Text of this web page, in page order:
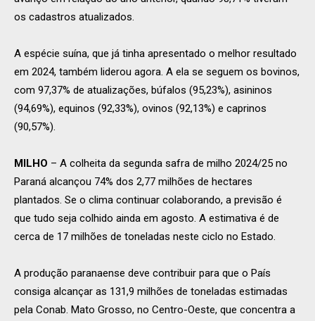
os cadastros atualizados.
A espécie suína, que já tinha apresentado o melhor resultado
em 2024, também liderou agora. A ela se seguem os bovinos,
com 97,37% de atualizações, búfalos (95,23%), asininos
(94,69%), equinos (92,33%), ovinos (92,13%) e caprinos
(90,57%).
MILHO – A colheita da segunda safra de milho 2024/25 no
Paraná alcançou 74% dos 2,77 milhões de hectares
plantados. Se o clima continuar colaborando, a previsão é
que tudo seja colhido ainda em agosto. A estimativa é de
cerca de 17 milhões de toneladas neste ciclo no Estado.
A produção paranaense deve contribuir para que o País
consiga alcançar as 131,9 milhões de toneladas estimadas
pela Conab. Mato Grosso, no Centro-Oeste, que concentra a